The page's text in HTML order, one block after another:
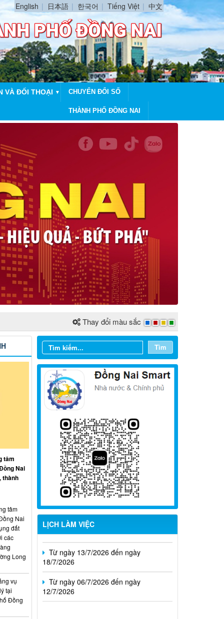
English 日本語 한국어 Tiếng Việt 中文
VÀ ĐỐI THOẠI ▼ CHUYỂN ĐỔI SỐ
THÀNH PHỐ ĐỒNG NAI
Thay đổi màu sắc
Tìm
LỊCH LÀM VIỆC
Từ ngày 03/8/2026 đến ngày
09/8/2026
Từ ngày 27/7/2026 đến ngày
02/8/2026
Từ ngày 20/7/2026 đến ngày
26/7/2026
Từ ngày 13/7/2026 đến ngày
18/7/2026
Từ ngày 06/7/2026 đến ngày
12/7/2026
tâm
Nai
thành
tâm
Nai
đất
các
Long
vụ
tại
Đồng